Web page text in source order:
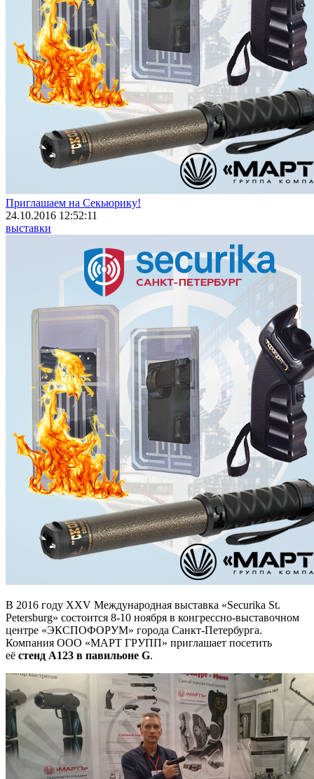
Приглашаем на Секьюрику!
24.10.2016 12:52:11
выставки
В 2016 году XXV Международная выставка «Securika St.
Petersburg» состоится 8-10 ноября в конгрессно-выставочном
центре «ЭКСПОФОРУМ» города Санкт-Петербурга.
Компания ООО «МАРТ ГРУПП» приглашает посетить
её стенд А123 в павильоне G.